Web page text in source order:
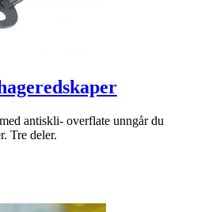
antiskli- overflate unngår du
Tre deler.